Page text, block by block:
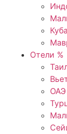
Куба
Отели %
ОАЭ